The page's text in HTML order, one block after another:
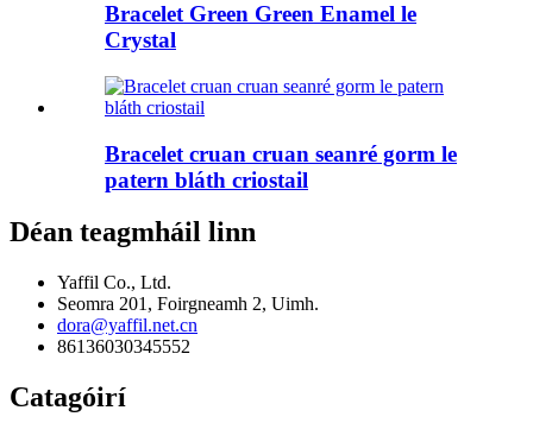
Bracelet Green Green Enamel le
Crystal
Bracelet cruan cruan seanré gorm le
patern bláth criostail
Déan teagmháil linn
Yaffil Co., Ltd.
Seomra 201, Foirgneamh 2, Uimh.
dora@yaffil.net.cn
86136030345552
Catagóirí